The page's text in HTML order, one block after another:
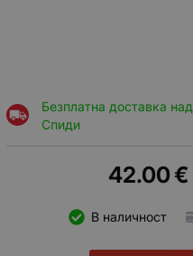
Безплатна доставка над
Спиди
42.00€
В наличност